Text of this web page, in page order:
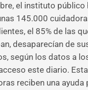
el instituto público
145.000
el 85% de las
desaparecían de
según los datos a
este diario.
reciben una ayuda